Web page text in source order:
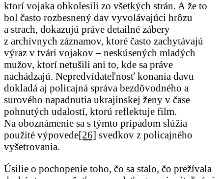
ktorí vojaka obkolesili zo všetkých strán. A že to
bol často rozbesnený dav vyvolávajúci hrôzu
a strach, dokazujú práve detailné zábery
z archívnych záznamov, ktoré často zachytávajú
výraz v tvári vojakov – neskúsených mladých
mužov, ktorí netušili ani to, kde sa práve
nachádzajú. Nepredvídateľnosť konania davu
dokladá aj policajná správa bezdôvodného a
surového napadnutia ukrajinskej ženy v čase
pohnutých udalostí, ktorú reflektuje film.
Na oboznámenie sa s týmto prípadom slúžia
použité výpovede[26] svedkov z policajného
vyšetrovania.
Úsilie o pochopenie toho, čo sa stalo, čo prežívala